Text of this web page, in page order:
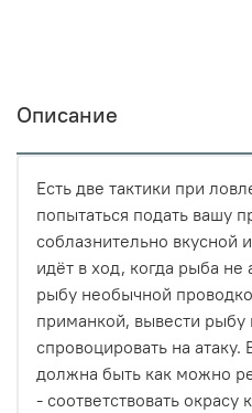
Описание
Есть две тактики при
попытаться подать вашу
соблазнительно вкусной
идёт в ход, когда рыба не
рыбу необычной
приманкой, вывести рыбу
спровоцировать на
должна быть как можно
- соответствовать